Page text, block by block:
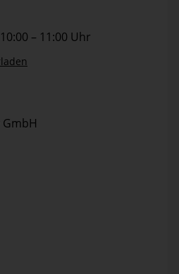
10:00 – 11:00 Uhr